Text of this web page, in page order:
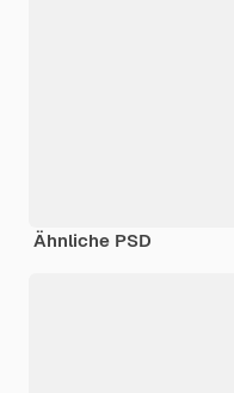
Ähnliche PSD